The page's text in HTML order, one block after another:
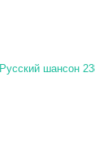
Русский шансон